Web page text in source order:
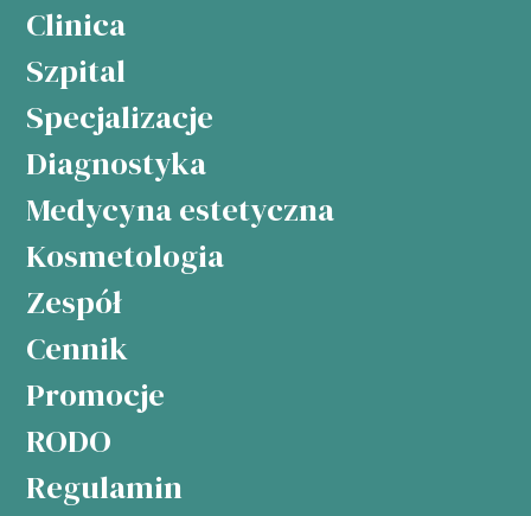
Clinica
Szpital
Specjalizacje
Diagnostyka
Medycyna estetyczna
Kosmetologia
Zespół
Cennik
Promocje
RODO
Regulamin